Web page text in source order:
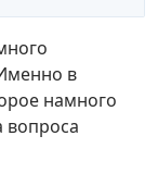
в
намного
вопроса